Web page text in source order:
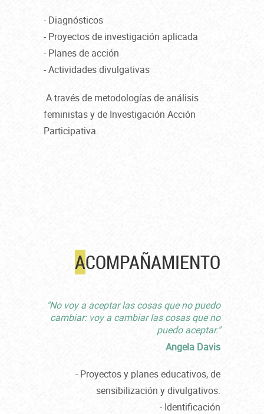
- Diagnósticos
- Proyectos de investigación aplicada
- Planes de acción
- Actividades divulgativas
A través de metodologías de análisis
feministas y de Investigación Acción
Participativa.
ACOMPAÑAMIENTO
"No voy a aceptar las cosas que no puedo
cambiar: voy a cambiar las cosas que no
puedo aceptar."
Angela Davis
- Proyectos y planes educativos, de
sensibilización y divulgativos:
- Identificación